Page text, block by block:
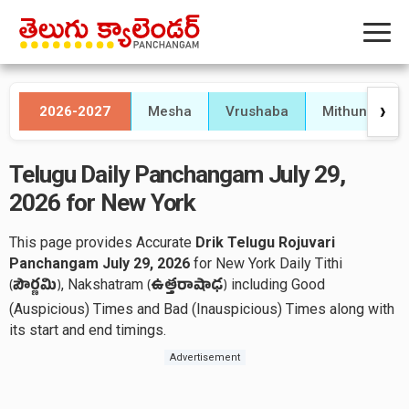
2026-2027 Mesha Vrushaba Mithuna ❯
Telugu Daily Panchangam July 29,
2026 for New York
This page provides Accurate Drik Telugu Rojuvari
Panchangam July 29, 2026 for New York Daily Tithi
(పౌర్ణమి), Nakshatram (ఉత్తరాషాఢ) including Good
(Auspicious) Times and Bad (Inauspicious) Times along with
its start and end timings.
Advertisement